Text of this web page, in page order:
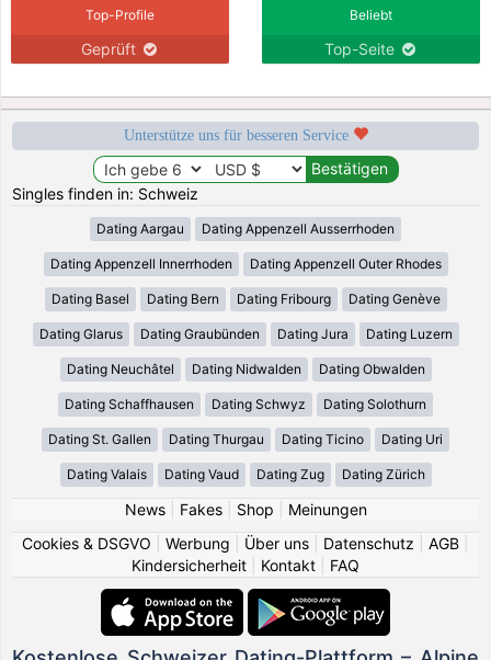
Top-Profile
Geprüft
Beliebt
Top-Seite
Unterstütze uns für besseren Service
Singles finden in: Schweiz
Dating Aargau Dating Appenzell Ausserrhoden
Dating Appenzell Innerrhoden Dating Appenzell Outer Rhodes
Dating Basel Dating Bern Dating Fribourg Dating Genève
Dating Glarus Dating Graubünden Dating Jura Dating Luzern
Dating Neuchâtel Dating Nidwalden Dating Obwalden
Dating Schaffhausen Dating Schwyz Dating Solothurn
Dating St. Gallen Dating Thurgau Dating Ticino Dating Uri
Dating Valais Dating Vaud Dating Zug Dating Zürich
News| Fakes| Shop
Meinungen
Cookies & DSGVO
Werbung Über uns Datenschutz AGB
Kindersicherheit
Kontakt FAQ